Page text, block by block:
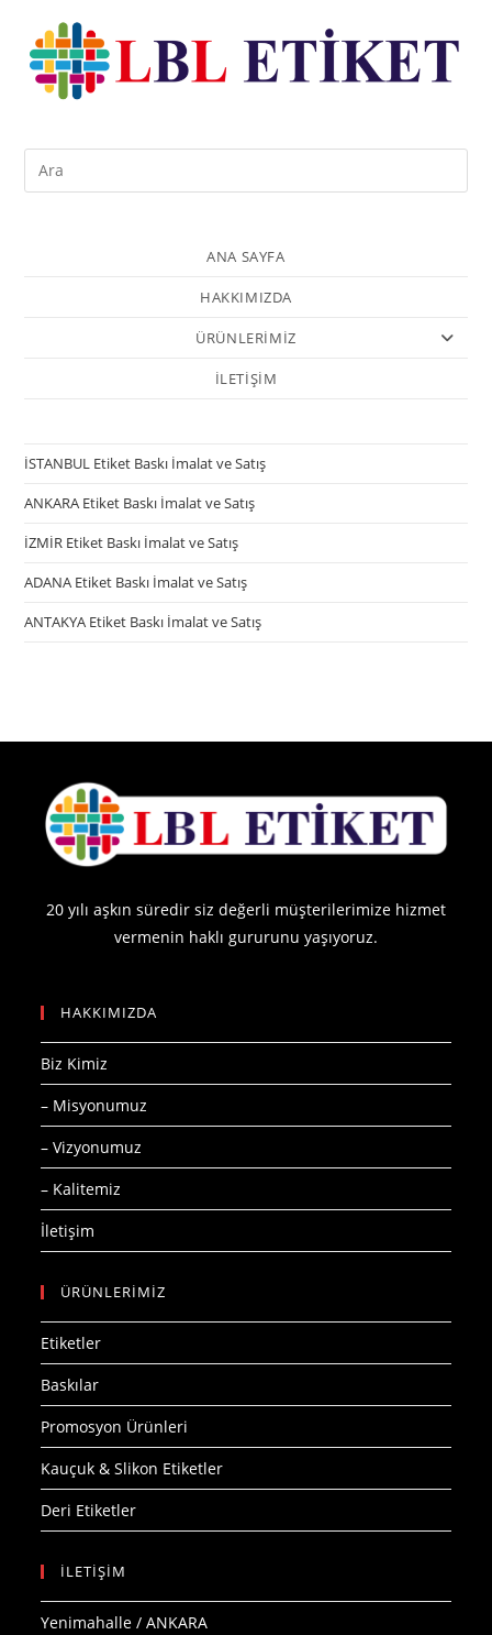
ANA SAYFA
HAKKIMIZDA
ÜRÜNLERİMİZ
İLETİŞİM
İSTANBUL Etiket Baskı İmalat ve Satış
ANKARA Etiket Baskı İmalat ve Satış
İZMİR Etiket Baskı İmalat ve Satış
ADANA Etiket Baskı İmalat ve Satış
ANTAKYA Etiket Baskı İmalat ve Satış
20 yılı aşkın süredir siz değerli müşterilerimize hizmet
vermenin haklı gururunu yaşıyoruz.
HAKKIMIZDA
Biz Kimiz
– Misyonumuz
– Vizyonumuz
– Kalitemiz
İletişim
ÜRÜNLERİMİZ
Etiketler
Baskılar
Promosyon Ürünleri
Kauçuk & Slikon Etiketler
Deri Etiketler
İLETİŞİM
Yenimahalle / ANKARA